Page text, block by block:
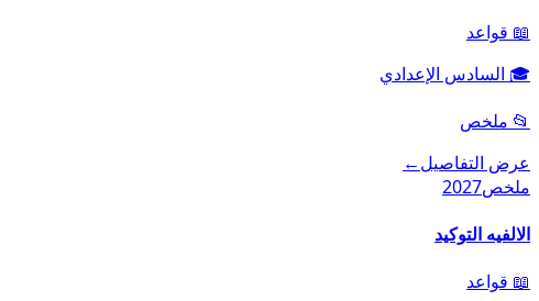
📖 قواعد
🎓 السادس الإعدادي
📂 ملخص
عرض التفاصيل←
ملخص2027
الالفيه التوكيد
📖 قواعد